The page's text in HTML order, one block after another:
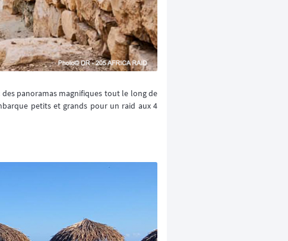
panoramas magnifiques tout le long de
petits et grands pour un raid aux 4